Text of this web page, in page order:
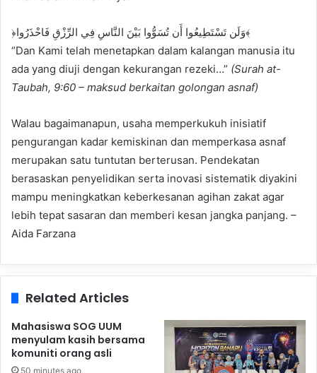
﴿وَلَن تَسْتَطِيعُوا أَن تُسَوُّوا بَيْنَ النَّاسِ فِي الرِّزْقِ فَاحْذَرُوا﴾
“Dan Kami telah menetapkan dalam kalangan manusia itu
ada yang diuji dengan kekurangan rezeki…” (Surah at-
Taubah, 9:60 – maksud berkaitan golongan asnaf)
Walau bagaimanapun, usaha memperkukuh inisiatif
pengurangan kadar kemiskinan dan memperkasa asnaf
merupakan satu tuntutan berterusan. Pendekatan
berasaskan penyelidikan serta inovasi sistematik diyakini
mampu meningkatkan keberkesanan agihan zakat agar
lebih tepat sasaran dan memberi kesan jangka panjang. –
Aida Farzana
Related Articles
Mahasiswa SOG UUM
menyulam kasih bersama
komuniti orang asli
50 minutes ago